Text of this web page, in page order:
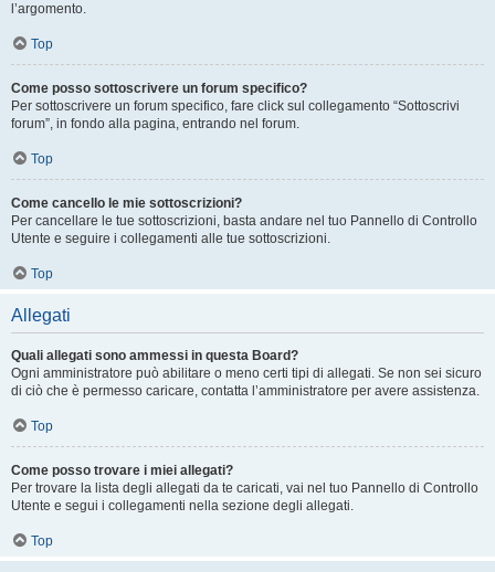
l’argomento.
Top
Come posso sottoscrivere un forum specifico?
Per sottoscrivere un forum specifico, fare click sul collegamento “Sottoscrivi
forum”, in fondo alla pagina, entrando nel forum.
Top
Come cancello le mie sottoscrizioni?
Per cancellare le tue sottoscrizioni, basta andare nel tuo Pannello di Controllo
Utente e seguire i collegamenti alle tue sottoscrizioni.
Top
Allegati
Quali allegati sono ammessi in questa Board?
Ogni amministratore può abilitare o meno certi tipi di allegati. Se non sei sicuro
di ciò che è permesso caricare, contatta l’amministratore per avere assistenza.
Top
Come posso trovare i miei allegati?
Per trovare la lista degli allegati da te caricati, vai nel tuo Pannello di Controllo
Utente e segui i collegamenti nella sezione degli allegati.
Top